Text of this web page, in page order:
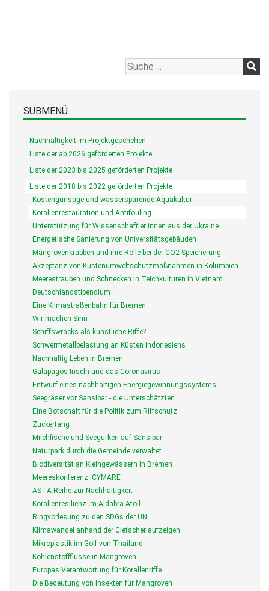
SUBMENÜ
Nachhaltigkeit im Projektgeschehen
Liste der ab 2026 geförderten Projekte
Liste der 2023 bis 2025 geförderten Projekte
Liste der 2018 bis 2022 geförderten Projekte
Kostengünstige und wassersparende Aquakultur
Korallenrestauration und Antifouling
Unterstützung für Wissenschaftler:innen aus der Ukraine
Energetische Sanierung von Universitätsgebäuden
Mangrovenkrabben und ihre Rolle bei der CO2-Speicherung
Akzeptanz von Küstenumweltschutzmaßnahmen in Kolumbien
Meerestrauben und Schnecken in Teichkulturen in Vietnam
Deutschlandstipendium
Eine Klimastraßenbahn für Bremen
Wir machen Sinn
Schiffswracks als künstliche Riffe?
Schwermetallbelastung an Küsten Indonesiens
Nachhaltig Leben in Bremen
Galapagos Inseln und das Coronavirus
Entwurf eines nachhaltigen Energiegewinnungssystems
Seegräser vor Sansibar - die Unterschätzten
Eine Botschaft für die Politik zum Riffschutz
Zuckertang
Milchfische und Seegurken auf Sansibar
Naturpark durch die Gemeinde verwaltet
Biodiversität an Kleingewässern in Bremen
Meereskonferenz ICYMARE
ASTA-Reihe zur Nachhaltigkeit
Korallenresilienz im Aldabra Atoll
Ringvorlesung zu den SDGs der UN
Klimawandel anhand der Gletscher aufzeigen
Mikroplastik im Golf von Thailand
Kohlenstoffflüsse in Mangroven
Europas Verantwortung für Korallenriffe
Die Bedeutung von Insekten für Mangroven